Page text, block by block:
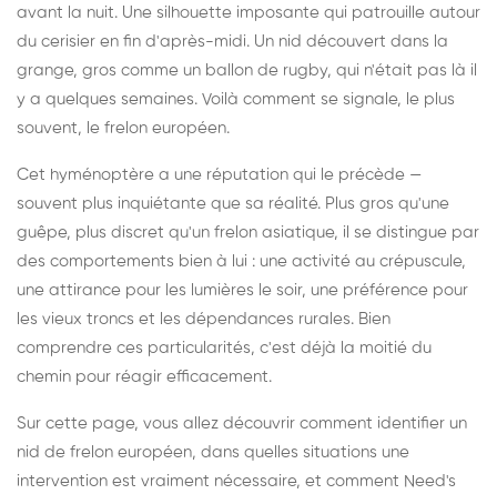
avant la nuit. Une silhouette imposante qui patrouille autour
du cerisier en fin d'après-midi. Un nid découvert dans la
grange, gros comme un ballon de rugby, qui n'était pas là il
y a quelques semaines. Voilà comment se signale, le plus
souvent, le frelon européen.
Cet hyménoptère a une réputation qui le précède —
souvent plus inquiétante que sa réalité. Plus gros qu'une
guêpe, plus discret qu'un frelon asiatique, il se distingue par
des comportements bien à lui : une activité au crépuscule,
une attirance pour les lumières le soir, une préférence pour
les vieux troncs et les dépendances rurales. Bien
comprendre ces particularités, c'est déjà la moitié du
chemin pour réagir efficacement.
Sur cette page, vous allez découvrir comment identifier un
nid de frelon européen, dans quelles situations une
intervention est vraiment nécessaire, et comment Need's